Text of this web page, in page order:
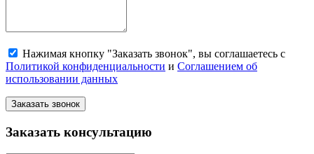
Нажимая кнопку "Заказать звонок", вы соглашаетесь с
Политикой конфиденциальности и Соглашением об
использовании данных
Заказать звонок
Заказать консультацию